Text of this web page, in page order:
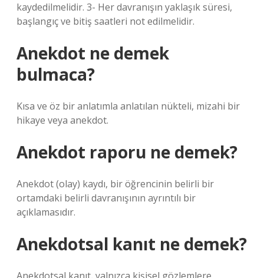
kaydedilmelidir. 3- Her davranışın yaklaşık süresi,
başlangıç ​​ve bitiş saatleri not edilmelidir.
Anekdot ne demek
bulmaca?
Kısa ve öz bir anlatımla anlatılan nükteli, mizahi bir
hikaye veya anekdot.
Anekdot raporu ne demek?
Anekdot (olay) kaydı, bir öğrencinin belirli bir
ortamdaki belirli davranışının ayrıntılı bir
açıklamasıdır.
Anekdotsal kanıt ne demek?